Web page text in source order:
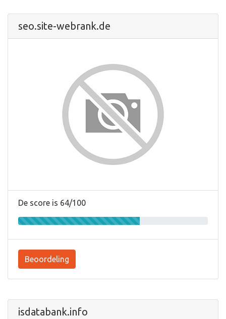
seo.site-webrank.de
De score is 64/100
Beoordeling
isdatabank.info